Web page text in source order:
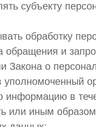
субъекту
обработку
обращения и
Закона о
информацию в
или иным